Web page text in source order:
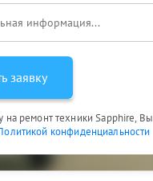
заявку
на ремонт техники Sapphire, Вы
конфиденциальности